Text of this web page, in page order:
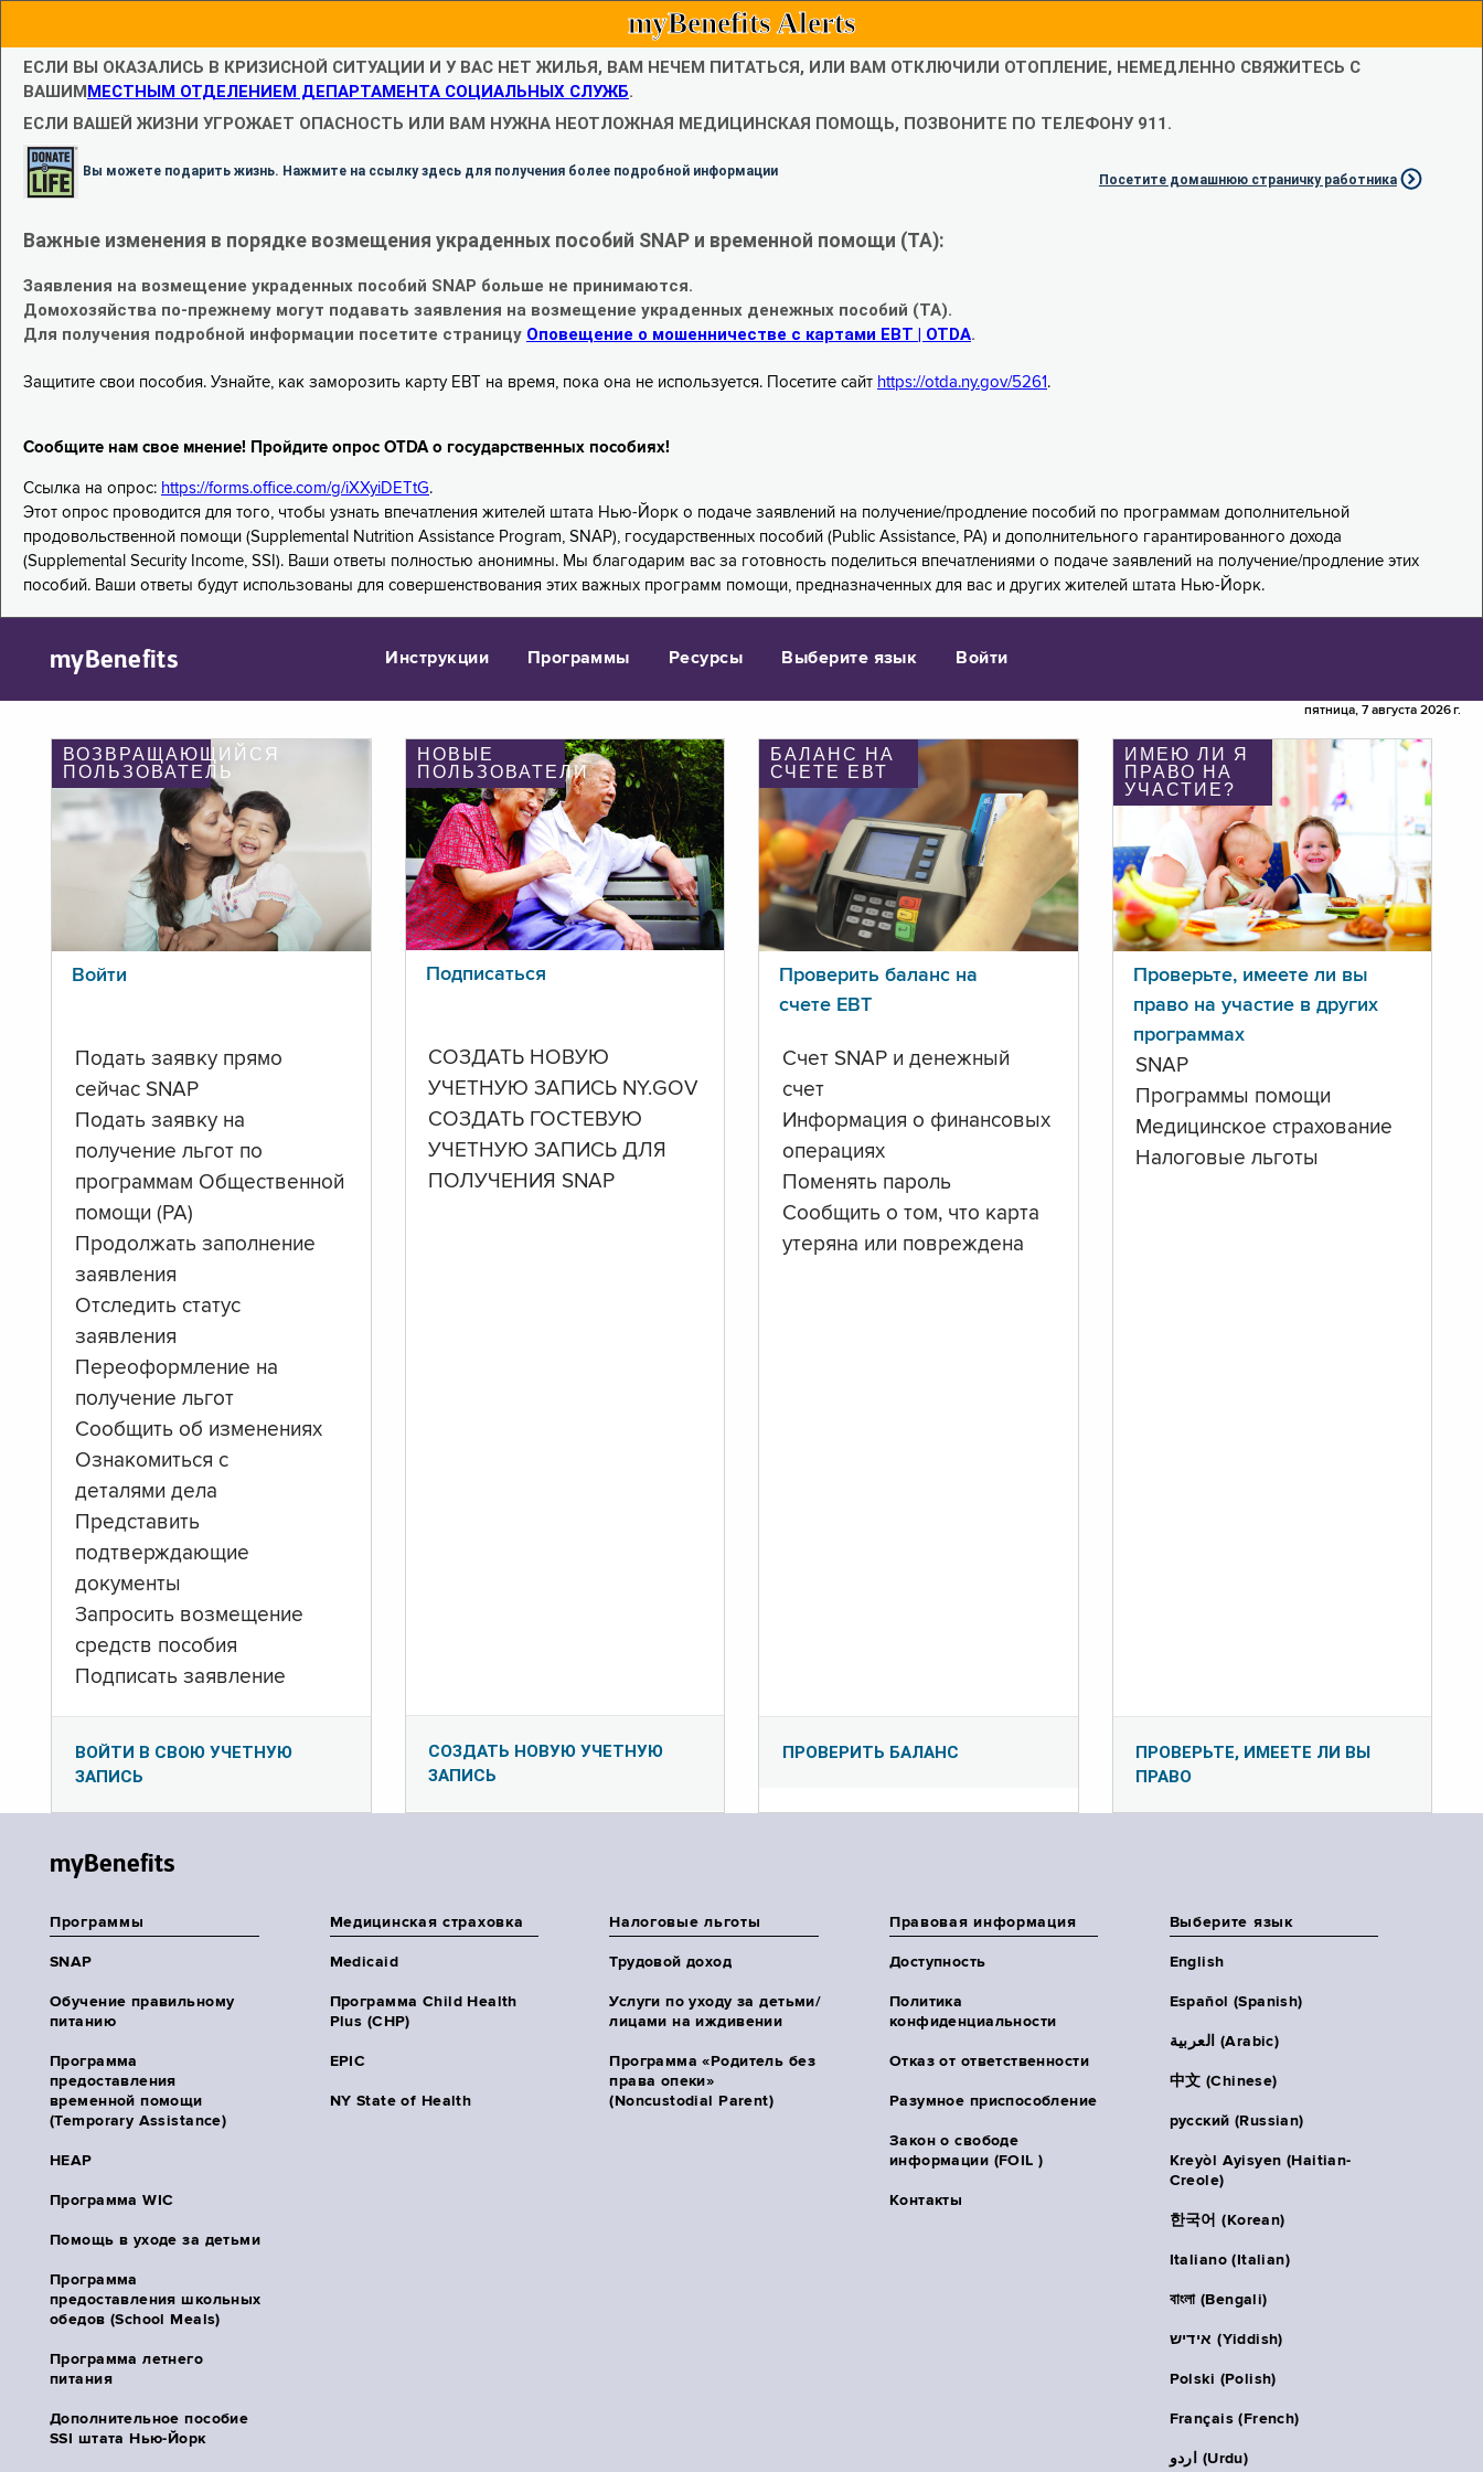
myBenefits Alerts
ЕСЛИ ВЫ ОКАЗАЛИСЬ В КРИЗИСНОЙ СИТУАЦИИ И У ВАС НЕТ ЖИЛЬЯ, ВАМ НЕЧЕМ ПИТАТЬСЯ, ИЛИ ВАМ ОТКЛЮЧИЛИ ОТОПЛЕНИЕ, НЕМЕДЛЕННО СВЯЖИТЕСЬ С
ВАШИММЕСТНЫМ ОТДЕЛЕНИЕМ ДЕПАРТАМЕНТА СОЦИАЛЬНЫХ СЛУЖБ.
ЕСЛИ ВАШЕЙ ЖИЗНИ УГРОЖАЕТ ОПАСНОСТЬ ИЛИ ВАМ НУЖНА НЕОТЛОЖНАЯ МЕДИЦИНСКАЯ ПОМОЩЬ, ПОЗВОНИТЕ ПО ТЕЛЕФОНУ 911.
Вы можете подарить жизнь. Нажмите на ссылку здесь для получения более подробной информации
Посетите домашнюю страничку работника
Важные изменения в порядке возмещения украденных пособий SNAP и временной помощи (TA):
Заявления на возмещение украденных пособий SNAP больше не принимаются.
Домохозяйства по-прежнему могут подавать заявления на возмещение украденных денежных пособий (TA).
Для получения подробной информации посетите страницу Оповещение о мошенничестве с картами EBT | OTDA.
Защитите свои пособия. Узнайте, как заморозить карту EBT на время, пока она не используется. Посетите сайт https://otda.ny.gov/5261 .
Сообщите нам свое мнение! Пройдите опрос OTDA о государственных пособиях!
Ссылка на опрос: https://forms.office.com/g/iXXyiDETtG.
Этот опрос проводится для того, чтобы узнать впечатления жителей штата Нью-Йорк о подаче заявлений на получение/продление пособий по программам дополнительной
продовольственной помощи (Supplemental Nutrition Assistance Program, SNAP), государственных пособий (Public Assistance, PA) и дополнительного гарантированного дохода
(Supplemental Security Income, SSI). Ваши ответы полностью анонимны. Мы благодарим вас за готовность поделиться впечатлениями о подаче заявлений на получение/продление этих
пособий. Ваши ответы будут использованы для совершенствования этих важных программ помощи, предназначенных для вас и других жителей штата Нью-Йорк.
myBenefits Инструкции Программы Ресурсы Выберите язык Войти
пятница, 7 августа 2026 г.
ВОЗВРАЩАЮЩИЙСЯ
ПОЛЬЗОВАТЕЛЬ
Войти
Подать заявку прямо
сейчас SNAP
Подать заявку на
получение льгот по
программам Общественной
помощи (PA)
Продолжать заполнение
заявления
Отследить статус
заявления
Переоформление на
получение льгот
Сообщить об изменениях
Ознакомиться с
деталями дела
Представить
подтверждающие
документы
Запросить возмещение
средств пособия
Подписать заявление
ВОЙТИ В СВОЮ УЧЕТНУЮ
ЗАПИСЬ
НОВЫЕ
ПОЛЬЗОВАТЕЛИ
Подписаться
СОЗДАТЬ НОВУЮ
УЧЕТНУЮ ЗАПИСЬ NY.GOV
СОЗДАТЬ ГОСТЕВУЮ
УЧЕТНУЮ ЗАПИСЬ ДЛЯ
ПОЛУЧЕНИЯ SNAP
СОЗДАТЬ НОВУЮ УЧЕТНУЮ
ЗАПИСЬ
БАЛАНС НА
СЧЕТЕ ЕВТ
Проверить баланс на
счете ЕВТ
Счет SNAP и денежный
счет
Информация о финансовых
операциях
Поменять пароль
Сообщить о том, что карта
утеряна или повреждена
ПРОВЕРИТЬ БАЛАНС
ИМЕЮ ЛИ Я
ПРАВО НА
УЧАСТИЕ?
Проверьте, имеете ли вы
право на участие в других
программах
SNAP
Программы помощи
Медицинское страхование
Налоговые льготы
ПРОВЕРЬТЕ, ИМЕЕТЕ ЛИ ВЫ
ПРАВО
myBenefits
Программы
SNAP
Обучение правильному
питанию
Программа
предоставления
временной помощи
(Temporary Assistance)
HEAP
Программа WIC
Помощь в уходе за детьми
Программа
предоставления школьных
обедов (School Meals)
Программа летнего
питания
Дополнительное пособие
SSI штата Нью-Йорк
Медицинская страховка
Medicaid
Программа Child Health
Plus (CHP)
EPIC
NY State of Health
Налоговые льготы
Трудовой доход
Услуги по уходу за детьми/
лицами на иждивении
Программа «Родитель без
права опеки»
(Noncustodial Parent)
Правовая информация
Доступность
Политика
конфиденциальности
Отказ от ответственности
Разумное приспособление
Закон о свободе
информации (FOIL )
Контакты
Выберите язык
English
Español (Spanish)
العربية (Arabic)
中文 (Chinese)
русский (Russian)
Kreyòl Ayisyen (Haitian-
Creole)
한국어 (Korean)
Italiano (Italian)
বাংলা (Bengali)
אידיש (Yiddish)
Polski (Polish)
Français (French)
اردو (Urdu)